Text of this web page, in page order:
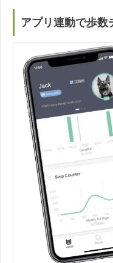
アプリ連動で歩数